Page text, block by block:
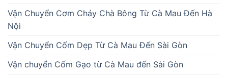
Vận Chuyển Cơm Cháy Chà Bông Từ Cà Mau Đến Hà
Nội
Vận Chuyển Cốm Dẹp Từ Cà Mau Đến Sài Gòn
Vận chuyển Cốm Gạo từ Cà Mau đến Sài Gòn